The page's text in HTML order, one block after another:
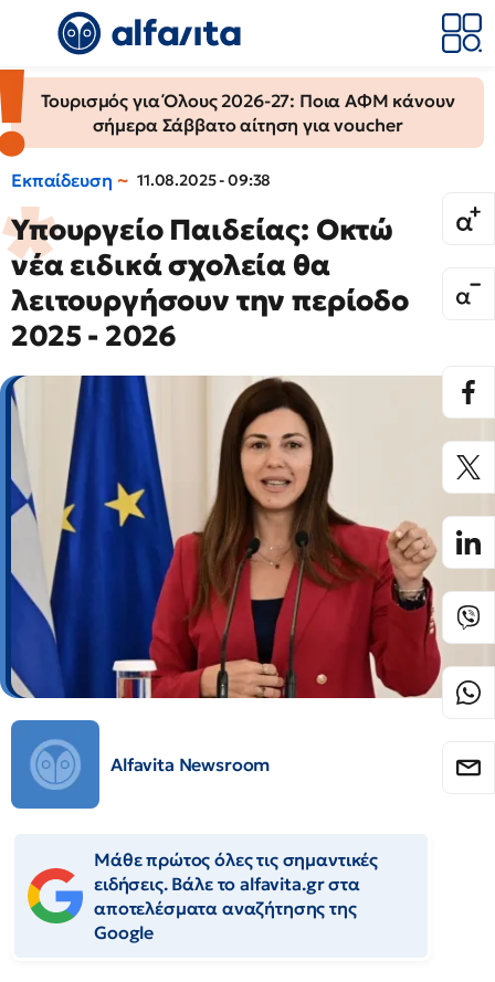
Τουρισμός για Όλους 2026-27: Ποια ΑΦΜ κάνουν
σήμερα Σάββατο αίτηση για voucher
Εκπαίδευση 11.08.2025 - 09:38
Υπουργείο Παιδείας: Οκτώ
νέα ειδικά σχολεία θα
λειτουργήσουν την περίοδο
2025 - 2026
Alfavita Newsroom
Μάθε πρώτος όλες τις σημαντικές
ειδήσεις. Βάλε το alfavita.gr στα
αποτελέσματα αναζήτησης της
Google